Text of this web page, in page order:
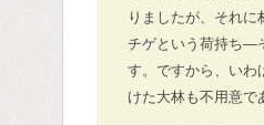
りましたが、それ
チゲという荷持ち―
す。ですから、いわ
けた大林も不用意で